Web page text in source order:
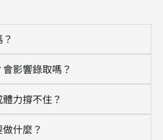
影響錄取嗎？
力撐不住？
什麼？